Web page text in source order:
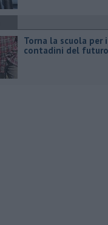
Torna la scuola per i
contadini del futuro